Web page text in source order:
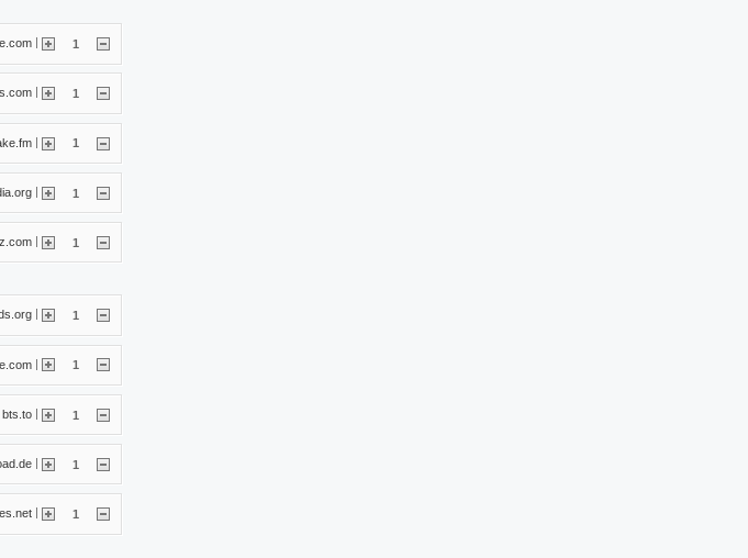
| 1
1
| 1
| 1
| 1
1
| 1
bts.to | 1
| 1
1